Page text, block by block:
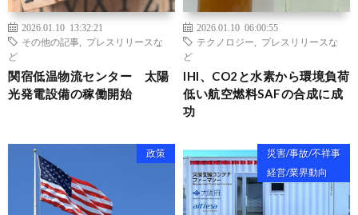
2026.01.10 13:32:21
その他の記事
プレスリリースな
ど
関宿低温物流センター 太陽
光発電設備の稼働開始
2026.01.10 06:00:55
テクノロジー
プレスリリースな
ど
IHI、CO2と水素から環境負荷
低い航空燃料SAFの合成に成
功
政策
災害/事故/不祥事
経営/業界動向